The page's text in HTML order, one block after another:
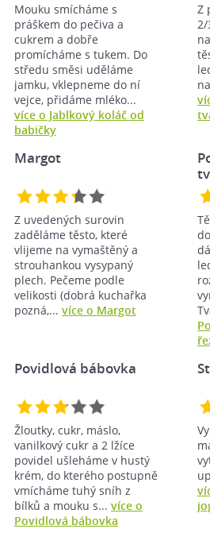
Mouku smícháme s
práškem do pečiva a
cukrem a dobře
promícháme s tukem. Do
středu směsi uděláme
jamku, vklepneme do ní
vejce, přidáme mléko...
více o Jablkový koláč od
babičky
Z
2/
Margot
Z uvedených surovin
zaděláme těsto, které
vlijeme na vymaštěný a
strouhankou vysypaný
plech. Pečeme podle
velikosti (dobrá kuchařka
pozná,... více o Margot
Povidlová bábovka
Žloutky, cukr, máslo,
vanilkový cukr a 2 lžíce
povidel ušleháme v hustý
krém, do kterého postupně
vmícháme tuhý sníh z
bílků a mouku s... více o
Povidlová bábovka